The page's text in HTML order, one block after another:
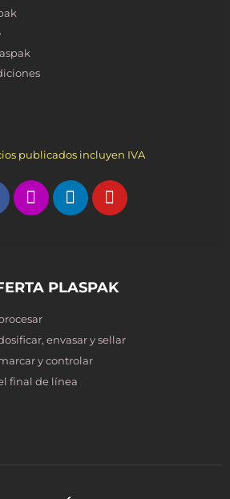
publicados incluyen IVA
PLASPAK
envasar y sellar
y controlar
final de línea